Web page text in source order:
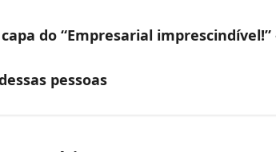
do “Empresarial imprescindível!”
pessoas